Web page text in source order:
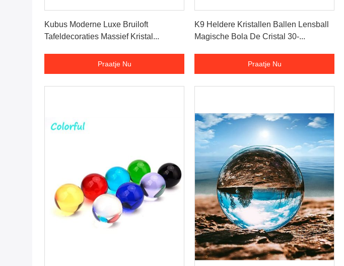
Kubus Moderne Luxe Bruiloft
Tafeldecoraties Massief Kristal...
Praatje Nu
K9 Heldere Kristallen Ballen Lensball
Magische Bola De Cristal 30-...
Praatje Nu